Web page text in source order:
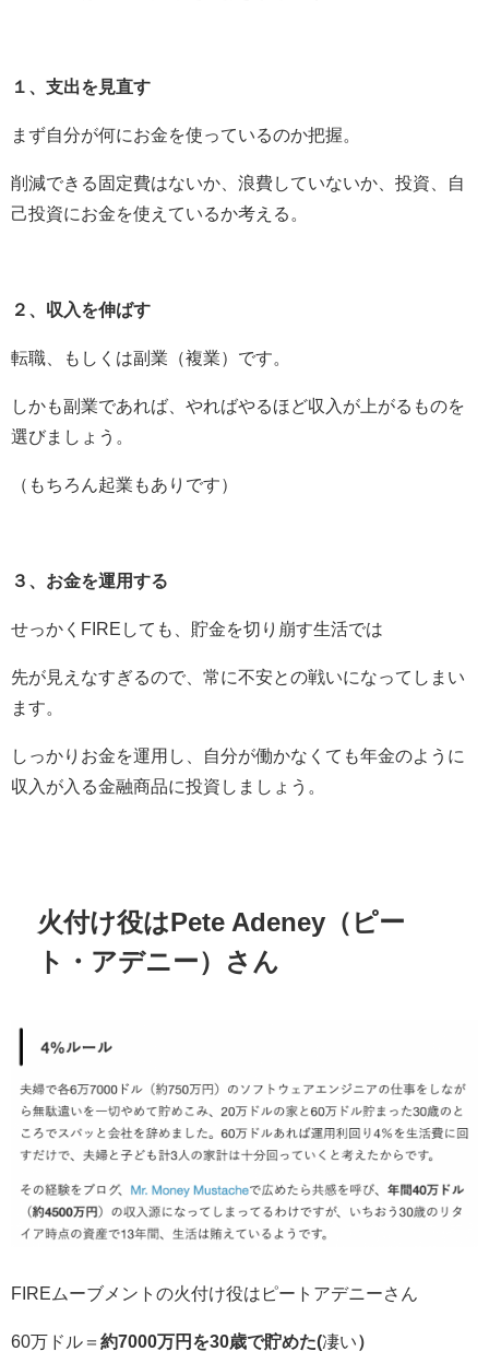
１、支出を見直す
まず自分が何にお金を使っているのか把握。
削減できる固定費はないか、浪費していないか、投資、自
己投資にお金を使えているか考える。
２、収入を伸ばす
転職、もしくは副業（複業）です。
しかも副業であれば、やればやるほど収入が上がるものを
選びましょう。
（もちろん起業もありです）
３、お金を運用する
せっかくFIREしても、貯金を切り崩す生活では
先が見えなすぎるので、常に不安との戦いになってしまい
ます。
しっかりお金を運用し、自分が働かなくても年金のように
収入が入る金融商品に投資しましょう。
火付け役はPete Adeney（ピー
ト・アデニー）さん
FIREムーブメントの火付け役はピートアデニーさん
60万ドル＝ 約7000万円を30歳で貯めた(凄い）